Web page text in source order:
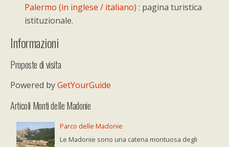
Palermo (in inglese / italiano) : pagina turistica
istituzionale.
Informazioni
Proposte di visita
Powered byGetYourGuide
Articoli Monti delle Madonie
Parco delle Madonie
Le Madonie sono una catena montuosa degli